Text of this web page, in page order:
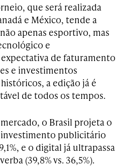
que será realizada
e México, tende a
apenas esportivo, mas
e
de faturamento
e investimentos
a edição já é
de todos os tempos.
o Brasil projeta o
publicitário
e o digital já ultrapassa
(39,8% vs. 36,5%).